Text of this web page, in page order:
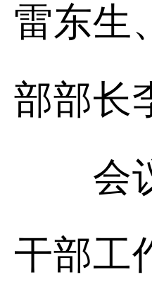
雷东生
部部长
会议
干部工